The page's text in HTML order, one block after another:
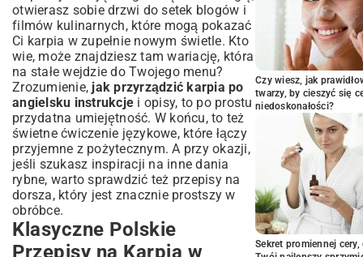
otwierasz sobie drzwi do setek blogów i
filmów kulinarnych, które mogą pokazać
Ci karpia w zupełnie nowym świetle. Kto
wie, może znajdziesz tam wariację, która
na stałe wejdzie do Twojego menu?
Zrozumienie, jak przyrządzić karpia po
angielsku instrukcje i opisy, to po prostu
przydatna umiejętność. W końcu, to też
świetne ćwiczenie językowe, które łączy
przyjemne z pożytecznym. A przy okazji,
jeśli szukasz inspiracji na inne dania
rybne, warto sprawdzić też przepisy na
dorsza, który jest znacznie prostszy w
obróbce.
Klasyczne Polskie
Przepisy na Karpia w
Czy wiesz, jak
twarzy, by cieszyć się
niedoskonałości?
Sekret promiennej